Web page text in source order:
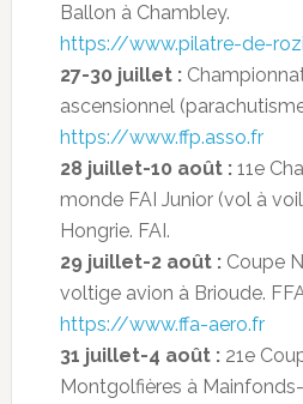
Ballon à Chambley.
https://www.pilatre-de-
27-30 juillet :
ascensionnel
https://www.ffp.asso.fr
28 juillet-10 août :11e
monde FAI Junior (vol à
Hongrie. FAI.
29 juillet-2 août :Coupe
voltige avion à Brioude.
https://www.ffa-aero.fr
31 juillet-4 août :21e
Montgolfières à